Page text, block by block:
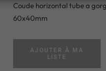
Coude horizontal tube a
60x40mm
AJOUTER À MA
LISTE